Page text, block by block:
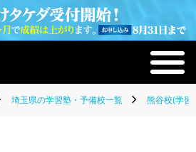
埼玉県の学習塾・予備校一覧 熊谷校(学習